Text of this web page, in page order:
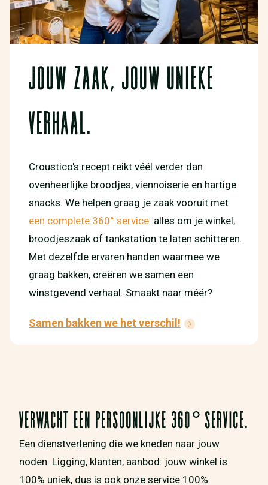
JOUW ZAAK, JOUW UNIEKE
VERHAAL.
Croustico's recept reikt véél verder dan
ovenheerlijke broodjes, viennoiserie en hartige
snacks. We helpen graag je zaak vooruit met
een complete 360° service: alles om je winkel,
broodjeszaak of tankstation te laten schitteren.
Met dezelfde ervaren handen waarmee we
graag bakken, creëren we samen een
winstgevend verhaal. Smaakt naar méér?
Samen bakken we het verschil!
VERWACHT EEN PERSOONLIJKE 360° SERVICE.
Een dienstverlening die we kneden naar jouw
noden. Ligging, klanten, aanbod: jouw winkel is
100% uniek, dus is ook onze service 100%